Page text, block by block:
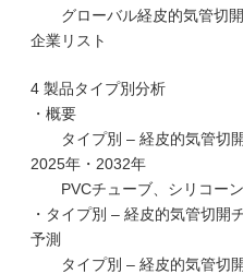
グローバル経皮的気管切開
企業リスト
4 製品タイプ別分析
・概要
タイプ別 – 経皮的気管切開
2025年・2032年
PVCチューブ、シリコーン
・タイプ別 – 経皮的気管切開
予測
タイプ別 – 経皮的気管切開